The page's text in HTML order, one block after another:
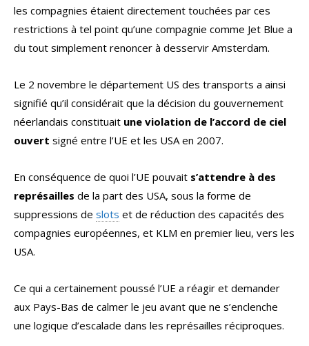
les compagnies étaient directement touchées par ces
restrictions à tel point qu’une compagnie comme Jet Blue a
du tout simplement renoncer à desservir Amsterdam.
Le 2 novembre le département US des transports a ainsi
signifié qu’il considérait que la décision du gouvernement
néerlandais constituait une violation de l’accord de ciel
ouvert signé entre l’UE et les USA en 2007.
En conséquence de quoi l’UE pouvait s’attendre à des
représailles de la part des USA, sous la forme de
suppressions de slots et de réduction des capacités des
compagnies européennes, et KLM en premier lieu, vers les
USA.
Ce qui a certainement poussé l’UE a réagir et demander
aux Pays-Bas de calmer le jeu avant que ne s’enclenche
une logique d’escalade dans les représailles réciproques.